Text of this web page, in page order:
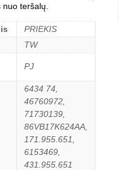
teršalų.
PRIEKIS
TW
PJ
6434 74,
46760972,
71730139,
86VB17K624AA,
171.955.651,
6153469,
431.955.651